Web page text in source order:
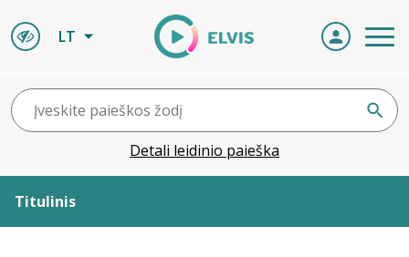
LT
Detali leidinio paieška
Titulinis